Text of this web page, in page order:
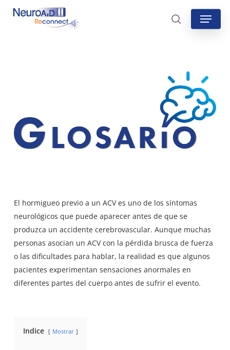
Skip
search
Menu
El hormigueo previo a un ACV es uno de los síntomas
neurológicos que puede aparecer antes de que se
produzca un accidente cerebrovascular. Aunque muchas
personas asocian un ACV con la pérdida brusca de fuerza
o las dificultades para hablar, la realidad es que algunos
pacientes experimentan sensaciones anormales en
diferentes partes del cuerpo antes de sufrir el evento.
Indice Mostrar